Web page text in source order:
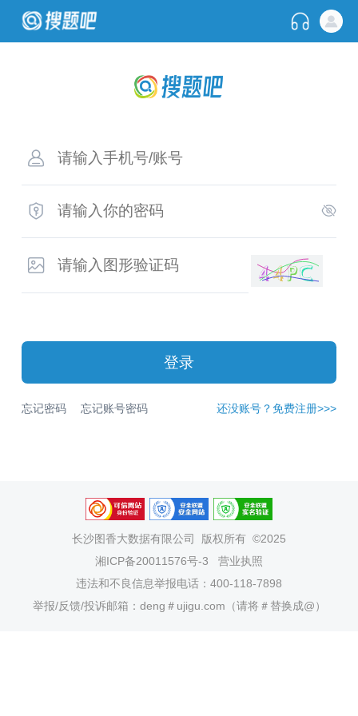
登录
忘记密码 忘记账号密码 还没账号？免费注册>>>
长沙图香大数据有限公司
版权所有 ©2025
湘ICP备20011576号-3
营业执照
违法和不良信息举报电话：400-118-7898
举报/反馈/投诉邮箱：deng＃ujigu.com（请将＃替换成@）